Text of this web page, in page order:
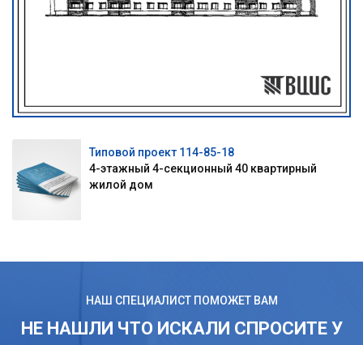
Типовой проект 114-85-18
4-этажный 4-секционный 40 квартирный
жилой дом
НАШ СПЕЦИАЛИСТ ПОМОЖЕТ ВАМ
НЕ НАШЛИ ЧТО ИСКАЛИ СПРОСИТЕ У